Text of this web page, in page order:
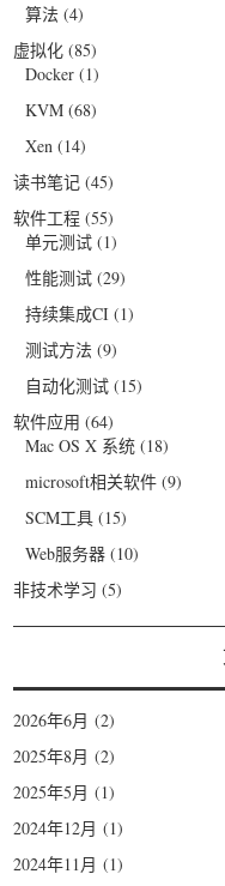
算法 (4)
虚拟化 (85)
Docker (1)
KVM (68)
Xen (14)
读书笔记 (45)
软件工程 (55)
单元测试 (1)
性能测试 (29)
持续集成CI (1)
测试方法 (9)
自动化测试 (15)
软件应用 (64)
Mac OS X 系统 (18)
microsoft相关软件 (9)
SCM工具 (15)
Web服务器 (10)
非技术学习 (5)
2026年6月 (2)
2025年8月 (2)
2025年5月 (1)
2024年12月 (1)
2024年11月 (1)